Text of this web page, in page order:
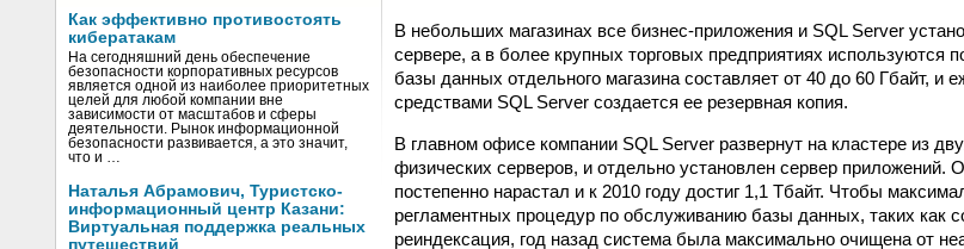
Как эффективно противостоять
кибератакам
На сегодняшний день обеспечение
безопасности корпоративных ресурсов
является одной из наиболее приоритетных
целей для любой компании вне
зависимости от масштабов и сферы
деятельности. Рынок информационной
безопасности развивается, а это значит,
что и …
Наталья Абрамович, Туристско-
информационный центр Казани:
Виртуальная поддержка реальных
путешествий
В небольших магазинах все бизнес-приложения и SQL Server
сервере, а в более крупных торговых предприятиях используются
базы данных отдельного магазина составляет от 40 до 60 Гбайт, и
средствами SQL Server создается ее резервная копия.
В главном офисе компании SQL Server развернут на кластере из
физических серверов, и отдельно установлен сервер
постепенно нарастал и к 2010 году достиг 1,1 Тбайт. Чтобы
регламентных процедур по обслуживанию базы данных, таких как
реиндексация, год назад система была максимально очищена от